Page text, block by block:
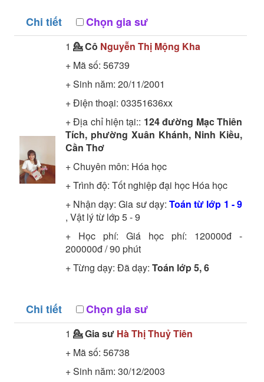
Chi tiết Chọn gia sư
1 💁 Cô Nguyễn Thị Mộng Kha
+ Mã số: 56739
+ Sinh năm: 20/11/2001
+ Điện thoại: 03351636xx
+ Địa chỉ hiện tại:: 124 đường Mạc Thiên
Tích, phường Xuân Khánh, Ninh Kiều,
Cần Thơ
+ Chuyên môn: Hóa học
+ Trình độ: Tốt nghiệp đại học Hóa học
+ Nhận dạy: Gia sư dạy:Toán từ lớp 1 - 9
, Vật lý từ lớp 5 - 9
+ Học phí: Giá học phí: 120000đ -
200000đ / 90 phút
+ Từng dạy: Đã dạy: Toán lớp 5, 6
Chi tiết Chọn gia sư
1 💁 Gia sư Hà Thị Thuỷ Tiên
+ Mã số: 56738
+ Sinh năm: 30/12/2003